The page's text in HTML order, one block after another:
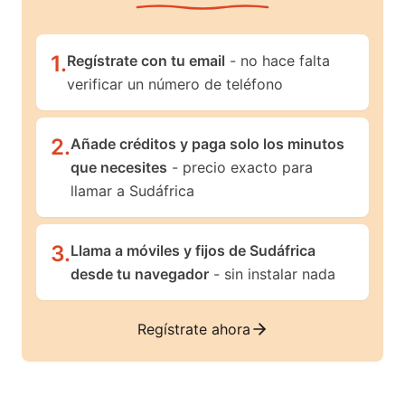
1.Regístrate con tu email - no hace falta
verificar un número de teléfono
2.Añade créditos y paga solo los minutos
que necesites - precio exacto para
llamar a Sudáfrica
3.Llama a móviles y fijos de Sudáfrica
desde tu navegador - sin instalar nada
Regístrate ahora